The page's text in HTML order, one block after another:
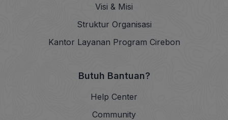
Visi & Misi
Struktur Organisasi
Kantor Layanan Program Cirebon
Butuh Bantuan?
Help Center
Community